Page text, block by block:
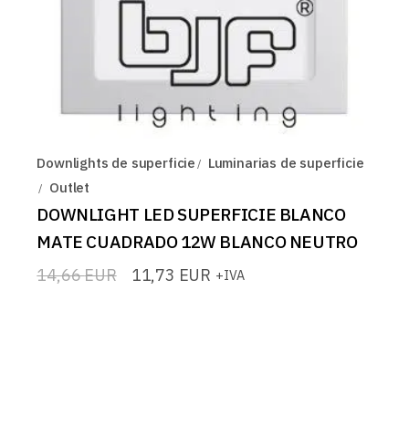
Downlights de superficie
Luminarias de superficie
Outlet
DOWNLIGHT LED SUPERFICIE BLANCO
MATE CUADRADO 12W BLANCO NEUTRO
14,66EUR
El 11,73 EUR
El +IVA